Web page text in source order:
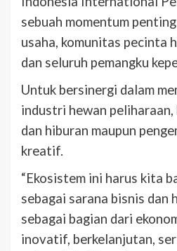
sebuah momentum
usaha, komunitas pecinta
dan seluruh pemangku
Untuk bersinergi dalam
industri hewan
dan hiburan maupun
kreatif.
“‎Ekosistem ini harus kita
sebagai sarana bisnis dan
sebagai bagian dari
inovatif, berkelanjutan,